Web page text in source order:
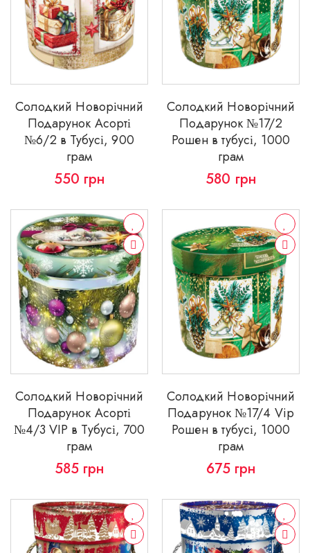
Солодкий Новорічний
Подарунок Асорті
№6/2 в Тубусі, 900
грам
550 грн
Солодкий Новорічний
Подарунок №17/2
Рошен в тубусі, 1000
грам
580 грн
Солодкий Новорічний
Подарунок Асорті
№4/3 VIP в Тубусі, 700
грам
585 грн
Солодкий Новорічний
Подарунок №17/4 Vip
Рошен в тубусі, 1000
грам
675 грн